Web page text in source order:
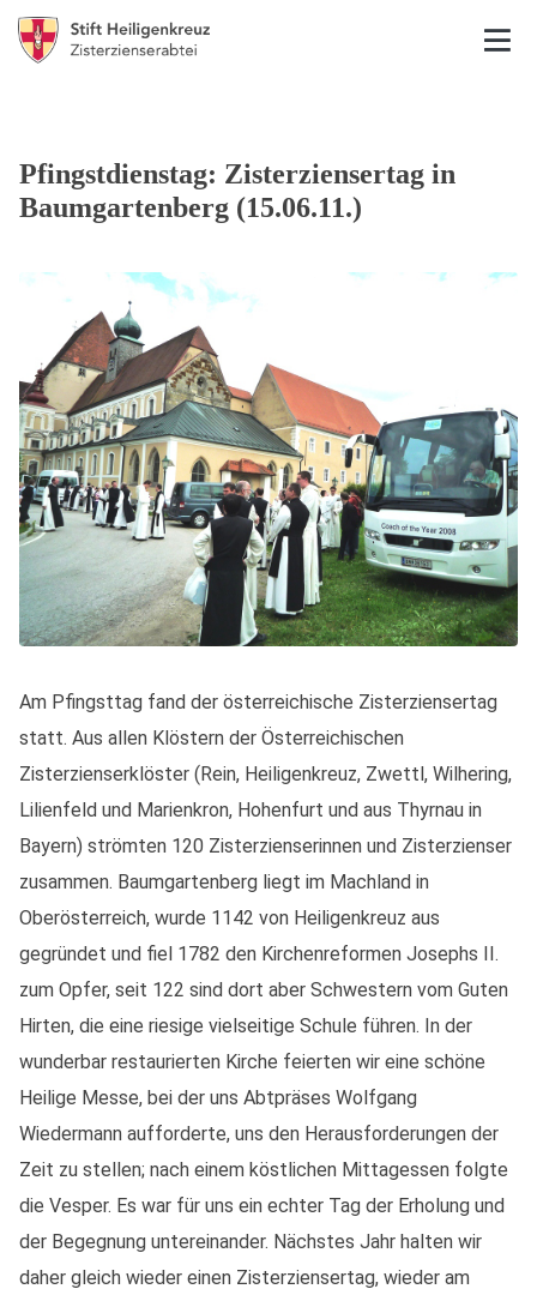
Pfingstdienstag: Zisterziensertag in
Baumgartenberg (15.06.11.)
Am Pfingsttag fand der österreichische Zisterziensertag
statt. Aus allen Klöstern der Österreichischen
Zisterzienserklöster (Rein, Heiligenkreuz, Zwettl, Wilhering,
Lilienfeld und Marienkron, Hohenfurt und aus Thyrnau in
Bayern) strömten 120 Zisterzienserinnen und Zisterzienser
zusammen. Baumgartenberg liegt im Machland in
Oberösterreich, wurde 1142 von Heiligenkreuz aus
gegründet und fiel 1782 den Kirchenreformen Josephs II.
zum Opfer, seit 122 sind dort aber Schwestern vom Guten
Hirten, die eine riesige vielseitige Schule führen. In der
wunderbar restaurierten Kirche feierten wir eine schöne
Heilige Messe, bei der uns Abtpräses Wolfgang
Wiedermann aufforderte, uns den Herausforderungen der
Zeit zu stellen; nach einem köstlichen Mittagessen folgte
die Vesper. Es war für uns ein echter Tag der Erholung und
der Begegnung untereinander. Nächstes Jahr halten wir
daher gleich wieder einen Zisterziensertag, wieder am